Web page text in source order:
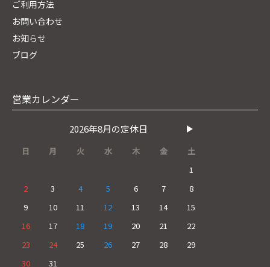
ご利用方法
お問い合わせ
お知らせ
ブログ
営業カレンダー
2026年8月の定休日
日 月 火 水 木 金
土
1
2
3 4 5 6 7
8
9
10 11 12 13 14
15
16
17 18 19 20 21
22
23
24 25 26 27 28
29
30
31